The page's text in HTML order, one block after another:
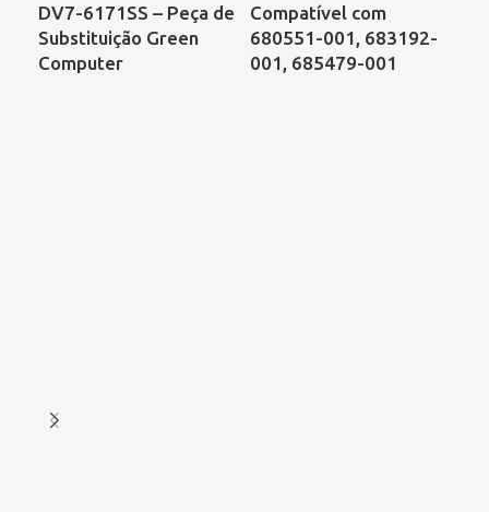
DV7-6171SS – Peça de
Substituição Green
Computer
Compatível com
680551-001, 683192-
001, 685479-001